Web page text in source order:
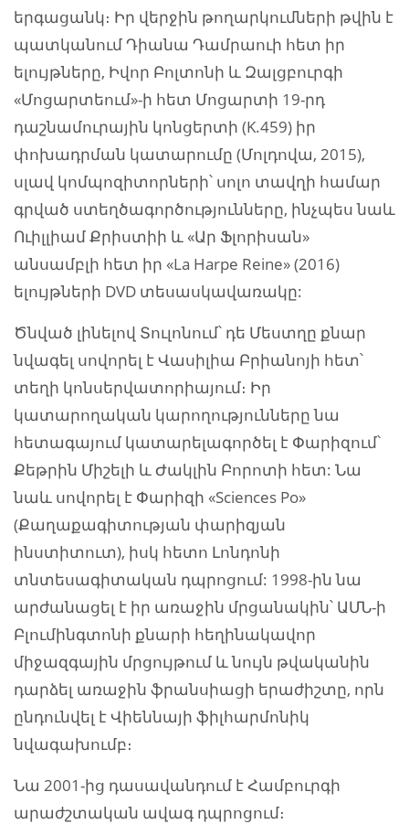
երգացանկ։ Իր վերջին թողարկումների թվին է
պատկանում Դիանա Դամրաուի հետ իր
ելույթները, Իվոր Բոլտոնի և Զալցբուրգի
«Մոցարտեում»-ի հետ Մոցարտի 19-րդ
դաշնամուրային կոնցերտի (K.459) իր
փոխադրման կատարումը (Մոլդովա, 2015),
սլավ կոմպոզիտորների՝ սոլո տավղի համար
գրված ստեղծագործությունները, ինչպես նաև
Ուիլլիամ Քրիստիի և «Ար Ֆլորիսան»
անսամբլի հետ իր «La Harpe Reine» (2016)
ելույթների DVD տեսասկավառակը:
Ծնված լինելով Տուլոնում՝ դե Մեստղը քնար
նվագել սովորել է Վասիլիա Բրիանոյի հետ՝
տեղի կոնսերվատորիայում։ Իր
կատարողական կարողությունները նա
հետագայում կատարելագործել է Փարիզում՝
Քեթրին Միշելի և Ժակլին Բորոտի հետ: Նա
նաև սովորել է Փարիզի «Sciences Po»
(Քաղաքագիտության փարիզյան
ինստիտուտ), իսկ հետո Լոնդոնի
տնտեսագիտական դպրոցում: 1998-ին նա
արժանացել է իր առաջին մրցանակին՝ ԱՄՆ-ի
Բլումինգտոնի քնարի հեղինակավոր
միջազգային մրցույթում և նույն թվականին
դարձել առաջին ֆրանսիացի երաժիշտը, որն
ընդունվել է Վիեննայի ֆիլհարմոնիկ
նվագախումբ։
Նա 2001-ից դասավանդում է Համբուրգի
արաժշտական ավագ դպրոցում։